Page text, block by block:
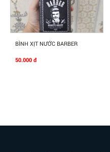
Mua Ngay
BÌNH XỊT NƯỚC BARBER
50.000 đ